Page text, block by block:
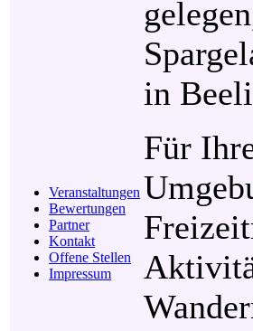
Veranstaltungen
Bewertungen
Partner
Kontakt
Offene Stellen
Impressum
in
Für